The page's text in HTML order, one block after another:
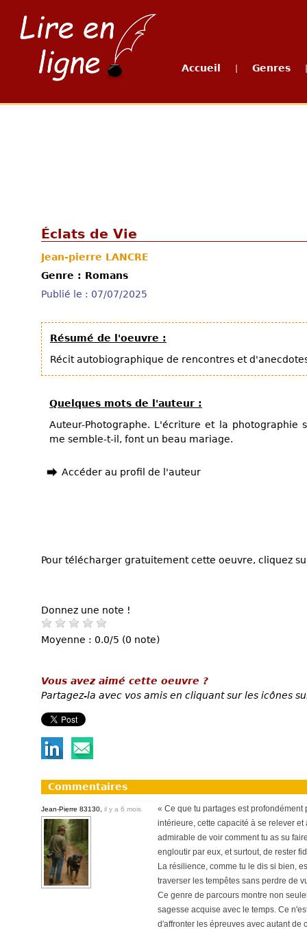
Accueil Genres
Éclats de Vie
Jean-pierre LANCRE
Genre : Romans
Publié le : 07/07/2025
Résumé de l'oeuvre :
Récit autobiographique de rencontres et
Quelques mots de l'auteur :
Auteur-Photographe. L'écriture et la photographie
me semble-t-il, font un beau mariage.
Accéder au profil de l'auteur
Pour télécharger gratuitement cette oeuvre, cliquez
Donnez une note !
Moyenne : 0.0/5 (0 note)
Vous avez aimé cette oeuvre ?
Partagez-la avec vos amis en cliquant sur les icônes
Commentaires
Jean-Pierre 83130, il y a 6 mois
« Ce que tu partages est profondément
intérieure, cette capacité à se relever
admirable de voir comment tu as su
engloutir par eux, et surtout, de rester
La résilience, comme tu le dis si bien,
traverser les tempêtes sans perdre de
Ce genre de parcours montre non
sagesse acquise avec le temps. Ce
d'affronter les épreuves avec autant de